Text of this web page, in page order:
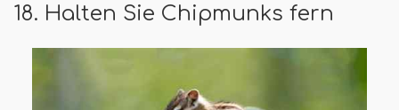
18. Halten Sie Chipmunks fern